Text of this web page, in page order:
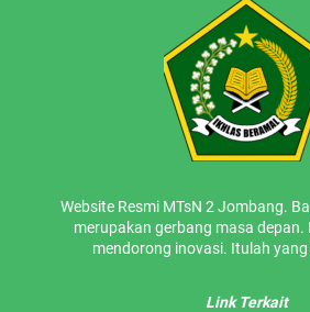
Website Resmi MTsN 2 Jombang.
merupakan gerbang masa depan.
mendorong inovasi. Itulah
Link Terkait